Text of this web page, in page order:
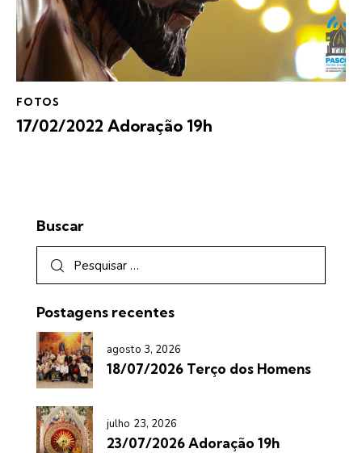
FOTOS
17/02/2022 Adoração 19h
Buscar
Postagens recentes
agosto 3, 2026
18/07/2026 Terço dos Homens
julho 23, 2026
23/07/2026 Adoração 19h